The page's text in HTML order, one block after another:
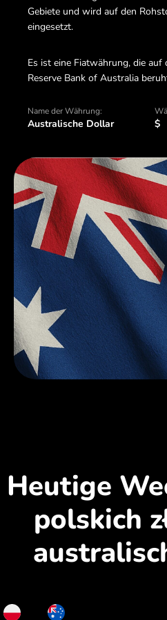
Gebiete und wird auf den
eingesetzt.
Es ist eine Fiatwährung, die auf
Reserve Bank of Australia
Name der Währung:
Australische Dollar $
Heutige
polskich
PLN